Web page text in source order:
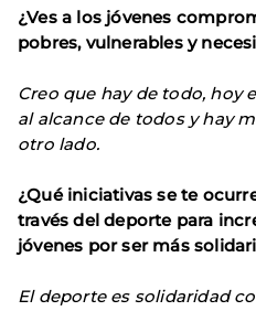
¿Ves a los jóvenes
pobres, vulnerables y
Creo que hay de todo, hoy
al alcance de todos y hay
otro lado.
¿Qué iniciativas se te
través del deporte para
jóvenes por ser más
El deporte es solidaridad